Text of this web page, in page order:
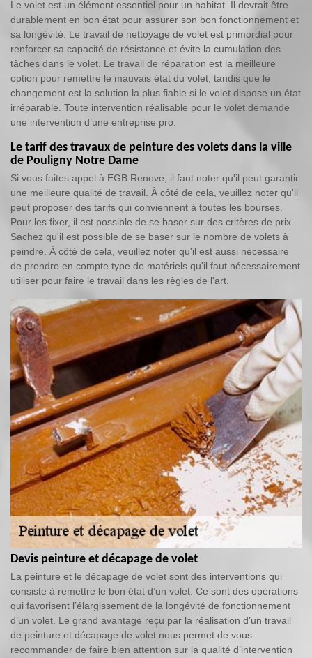
Le volet est un élément essentiel pour un habitat. Il devrait être
durablement en bon état pour assurer son bon fonctionnement et
sa longévité. Le travail de nettoyage de volet est primordial pour
renforcer sa capacité de résistance et évite la cumulation des
tâches dans le volet. Le travail de réparation est la meilleure
option pour remettre le mauvais état du volet, tandis que le
changement est la solution la plus fiable si le volet dispose un état
irréparable. Toute intervention réalisable pour le volet demande
une intervention d’une entreprise pro.
Le tarif des travaux de peinture des volets dans la ville
de Pouligny Notre Dame
Si vous faites appel à EGB Renove, il faut noter qu'il peut garantir
une meilleure qualité de travail. À côté de cela, veuillez noter qu'il
peut proposer des tarifs qui conviennent à toutes les bourses.
Pour les fixer, il est possible de se baser sur des critères de prix.
Sachez qu'il est possible de se baser sur le nombre de volets à
peindre. À côté de cela, veuillez noter qu'il est aussi nécessaire
de prendre en compte type de matériels qu'il faut nécessairement
utiliser pour faire le travail dans les règles de l'art.
Devis peinture et décapage de volet
La peinture et le décapage de volet sont des interventions qui
consiste à remettre le bon état d’un volet. Ce sont des opérations
qui favorisent l’élargissement de la longévité de fonctionnement
d’un volet. Le grand avantage reçu par la réalisation d’un travail
de peinture et décapage de volet nous permet de vous
recommander de faire bien attention sur la qualité d’intervention